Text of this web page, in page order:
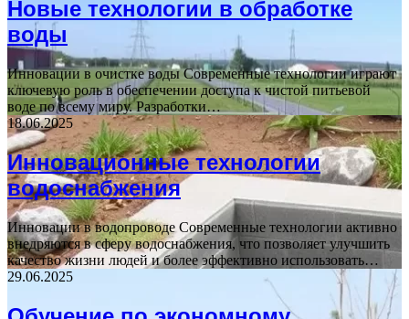
Новые технологии в обработке
воды
Инновации в очистке воды Современные технологии играют
ключевую роль в обеспечении доступа к чистой питьевой
воде по всему миру. Разработки…
18.06.2025
Инновационные технологии
водоснабжения
Инновации в водопроводе Современные технологии активно
внедряются в сферу водоснабжения, что позволяет улучшить
качество жизни людей и более эффективно использовать…
29.06.2025